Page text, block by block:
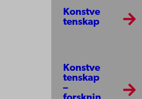
Konstve
tenskap
Konstve
tenskap
–